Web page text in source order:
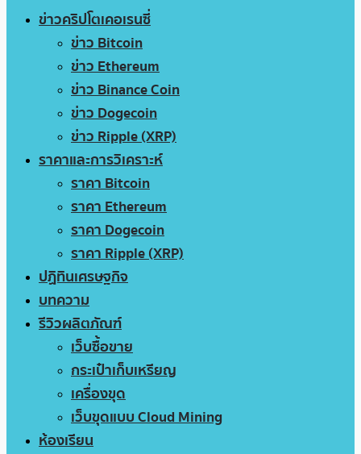
ข่าวคริปโตเคอเรนซี่
ข่าว Bitcoin
ข่าว Ethereum
ข่าว Binance Coin
ข่าว Dogecoin
ข่าว Ripple (XRP)
ราคาและการวิเคราะห์
ราคา Bitcoin
ราคา Ethereum
ราคา Dogecoin
ราคา Ripple (XRP)
ปฏิทินเศรษฐกิจ
บทความ
รีวิวผลิตภัณฑ์
เว็บซื้อขาย
กระเป๋าเก็บเหรียญ
เครื่องขุด
เว็บขุดแบบ Cloud Mining
ห้องเรียน